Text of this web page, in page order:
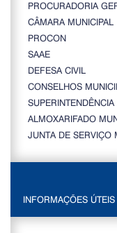
PROCURADORIA
CÂMARA MUNICIPAL
PROCON
SAAE
DEFESA CIVIL
CONSELHOS
ALMOXARIFADO
JUNTA DE SERVIÇO
INFORMAÇÕES ÚTEIS